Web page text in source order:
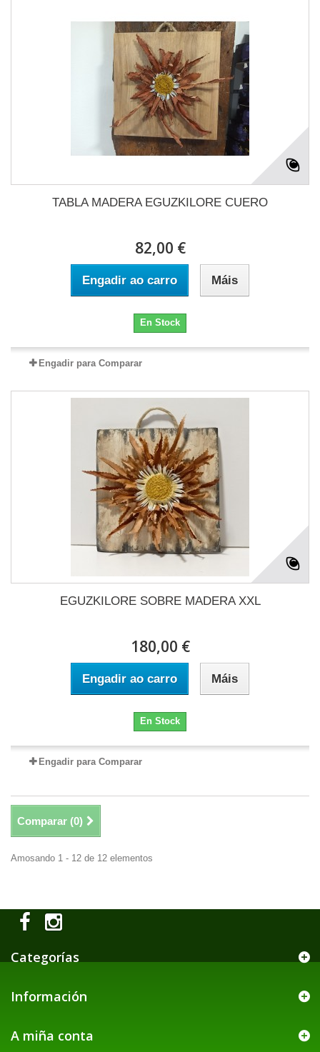
TABLA MADERA EGUZKILORE CUERO
82,00 €
Engadir ao carro Máis
En Stock
Engadir para Comparar
EGUZKILORE SOBRE MADERA XXL
180,00 €
Engadir ao carro Máis
En Stock
Engadir para Comparar
Comparar (0)
Amosando 1 - 12 de 12 elementos
Categorías
Información
A miña conta